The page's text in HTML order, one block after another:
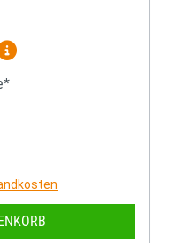
Mehr Informationen zum